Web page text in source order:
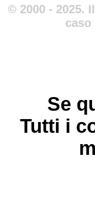
© 2000 - 2025.
Se
Tutti i